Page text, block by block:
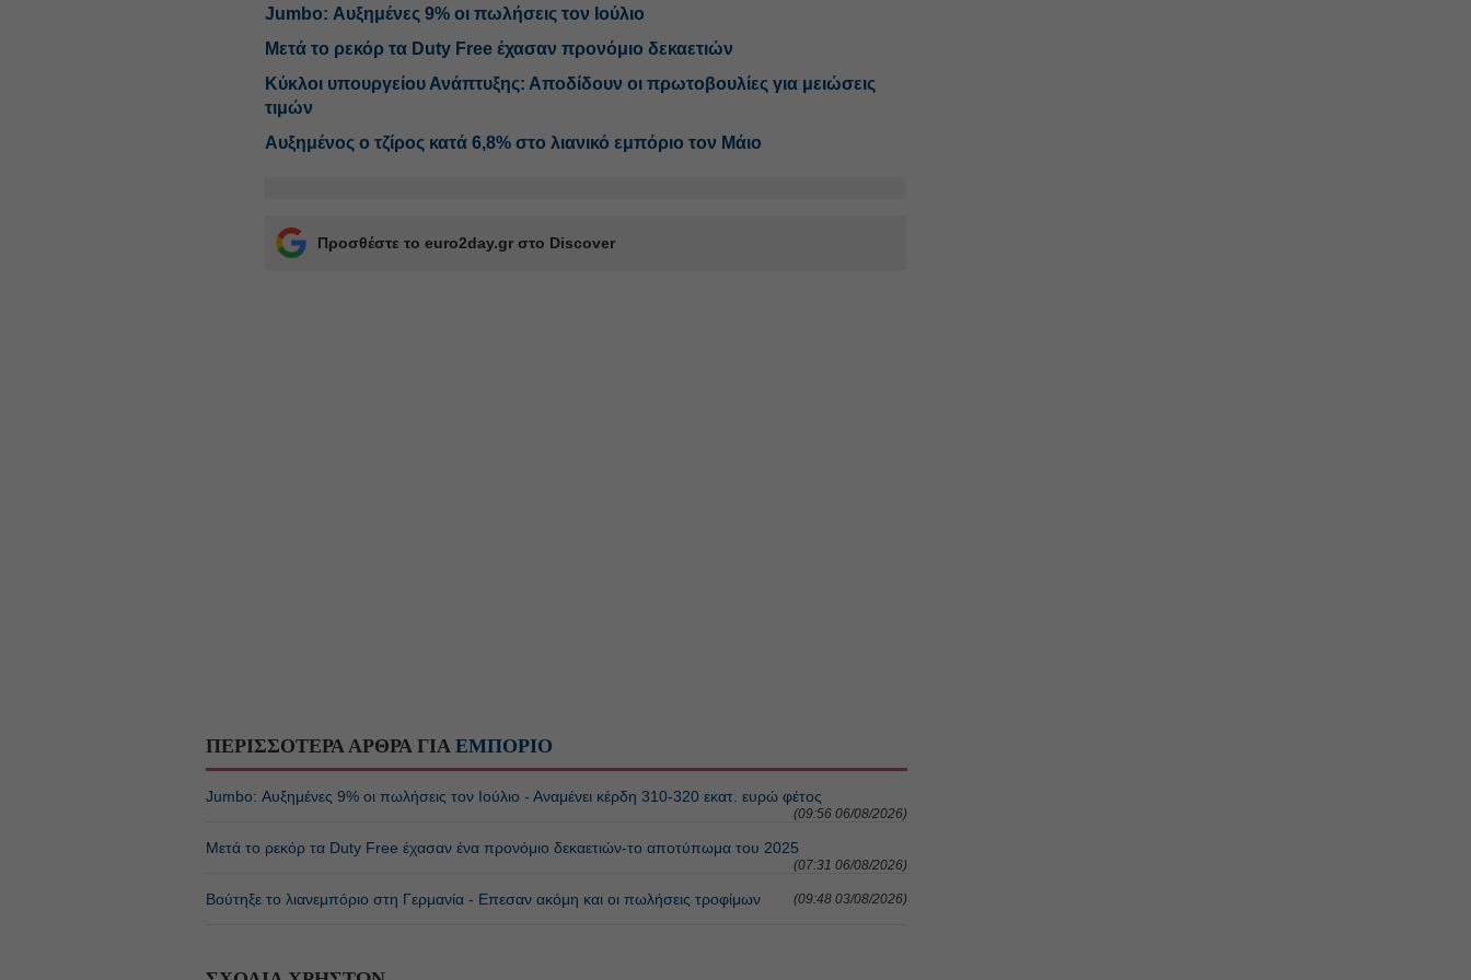
Jumbo: Αυξημένες 9% οι πωλήσεις τον Ιούλιο
Μετά το ρεκόρ τα Duty Free έχασαν προνόμιο δεκαετιών
Κύκλοι υπουργείου Ανάπτυξης: Αποδίδουν οι πρωτοβουλίες για μειώσεις
τιμών
Αυξημένος ο τζίρος κατά 6,8% στο λιανικό εμπόριο τον Μάιο
Προσθέστε το euro2day.gr στο Discover
ΠΕΡΙΣΣΟΤΕΡΑ ΑΡΘΡΑ ΓΙΑ ΕΜΠΟΡΙΟ
Jumbo: Αυξημένες 9% οι πωλήσεις τον Ιούλιο - Αναμένει κέρδη 310-320 εκατ. ευρώ φέτος
(09:56 06/08/2026)
Μετά το ρεκόρ τα Duty Free έχασαν ένα προνόμιο δεκαετιών-το αποτύπωμα του 2025
(07:31 06/08/2026)
Βούτηξε το λιανεμπόριο στη Γερμανία - Επεσαν ακόμη και οι πωλήσεις τροφίμων (09:48 03/08/2026)